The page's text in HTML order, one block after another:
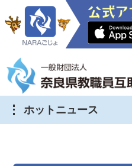
ホットニュース